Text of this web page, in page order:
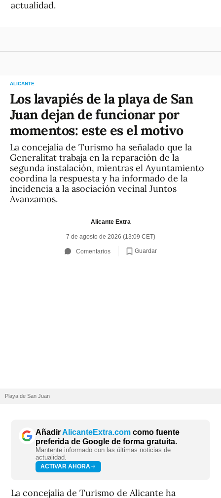
actualidad.
ALICANTE
Los lavapiés de la playa de San
Juan dejan de funcionar por
momentos: este es el motivo
La concejalía de Turismo ha señalado que la
Generalitat trabaja en la reparación de la
segunda instalación, mientras el Ayuntamiento
coordina la respuesta y ha informado de la
incidencia a la asociación vecinal Juntos
Avanzamos.
Alicante Extra
7 de agosto de 2026 (13:09 CET)
Comentarios Guardar
Playa de San Juan
AñadirAlicanteExtra.com como fuente
preferida de Google de forma gratuita.
Mantente informado con las últimas noticias de
actualidad.
ACTIVAR AHORA
La concejalía de Turismo de Alicante ha